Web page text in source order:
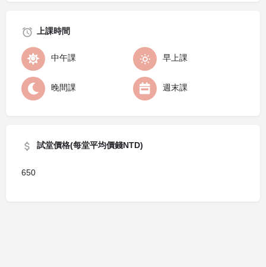
上課時間
中午課 早上課
晚間課 週末課
試堂價格(每堂平均價錢NTD)
650